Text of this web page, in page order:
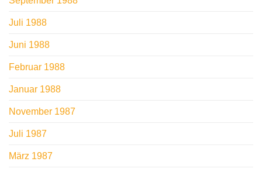
Juli 1988
Juni 1988
Februar 1988
Januar 1988
November 1987
Juli 1987
März 1987